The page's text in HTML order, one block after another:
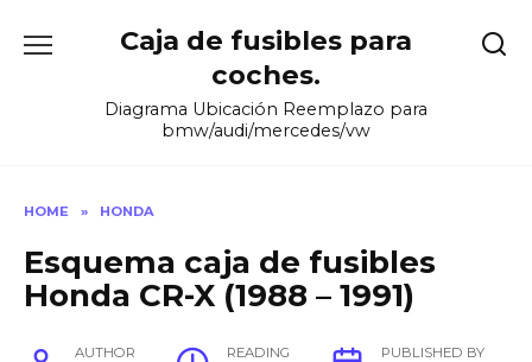
Caja de fusibles para
coches.
Diagrama Ubicación Reemplazo para
bmw/audi/mercedes/vw
HOME » HONDA
Esquema caja de fusibles
Honda CR-X (1988 – 1991)
AUTHOR READING PUBLISHED BY